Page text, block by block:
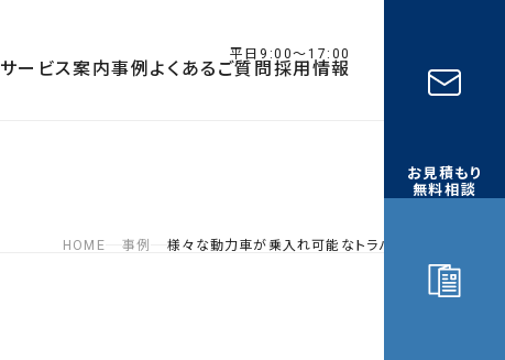
サービス案内事例よくあるご質問採用情報
平日9:00〜17:00
お見積もり
無料相談
HOME 事例 様々な動力車が乗入れ可能なトラバーサー